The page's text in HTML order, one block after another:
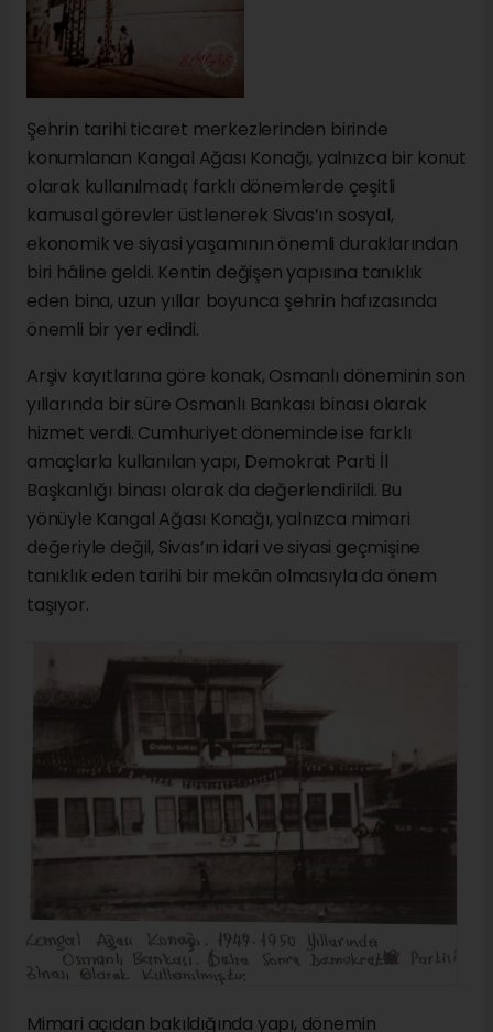
Şehrin tarihi ticaret merkezlerinden birinde
konumlanan Kangal Ağası Konağı, yalnızca bir konut
olarak kullanılmadı; farklı dönemlerde çeşitli
kamusal görevler üstlenerek Sivas’ın sosyal,
ekonomik ve siyasi yaşamının önemli duraklarından
biri hâline geldi. Kentin değişen yapısına tanıklık
eden bina, uzun yıllar boyunca şehrin hafızasında
önemli bir yer edindi.
Arşiv kayıtlarına göre konak, Osmanlı döneminin son
yıllarında bir süre Osmanlı Bankası binası olarak
hizmet verdi. Cumhuriyet döneminde ise farklı
amaçlarla kullanılan yapı, Demokrat Parti İl
Başkanlığı binası olarak da değerlendirildi. Bu
yönüyle Kangal Ağası Konağı, yalnızca mimari
değeriyle değil, Sivas’ın idari ve siyasi geçmişine
tanıklık eden tarihi bir mekân olmasıyla da önem
taşıyor.
Mimari açıdan bakıldığında yapı, dönemin